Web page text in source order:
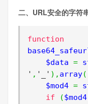
二、URL安全的字符
function
    $data
=
' , '_' ), array(
    $mod4
=
if
($mod4